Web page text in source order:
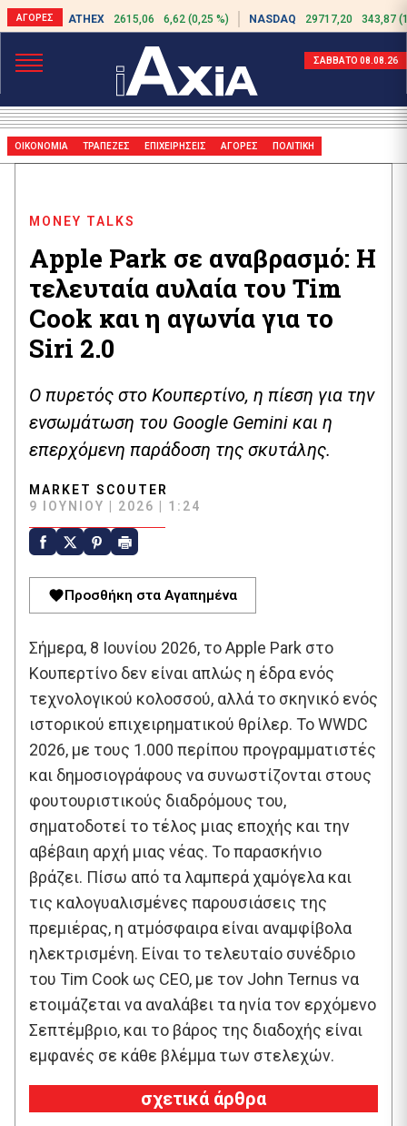
ATHEX 2615,06 6,62 (0,25 %) NASDAQ 29717,20 343,87
ΣΑΒΒΑΤΟ 08.08.26
ΟΙΚΟΝΟΜΙΑ ΤΡΑΠΕΖΕΣ ΕΠΙΧΕΙΡΗΣΕΙΣ ΑΓΟΡΕΣ ΠΟΛΙΤΙΚΗ
MONEY TALKS
Apple Park σε αναβρασμό: Η
τελευταία αυλαία του Tim
Cook και η αγωνία για το
Siri 2.0
Ο πυρετός στο Κουπερτίνο, η πίεση για την
ενσωμάτωση του Google Gemini και η
επερχόμενη παράδοση της σκυτάλης.
MARKET SCOUTER
9 ΙΟΥΝΊΟΥ | 2026 | 1:24
Προσθήκη στα Αγαπημένα
Σήμερα, 8 Ιουνίου 2026, το Apple Park στο
Κουπερτίνο δεν είναι απλώς η έδρα ενός
τεχνολογικού κολοσσού, αλλά το σκηνικό ενός
ιστορικού επιχειρηματικού θρίλερ. Το WWDC
2026, με τους 1.000 περίπου προγραμματιστές
και δημοσιογράφους να συνωστίζονται στους
φουτουριστικούς διαδρόμους του,
σηματοδοτεί το τέλος μιας εποχής και την
αβέβαιη αρχή μιας νέας. Το παρασκήνιο
βράζει. Πίσω από τα λαμπερά χαμόγελα και
τις καλογυαλισμένες παρουσιάσεις της
πρεμιέρας, η ατμόσφαιρα είναι αναμφίβολα
ηλεκτρισμένη. Είναι το τελευταίο συνέδριο
του Tim Cook ως CEO, με τον John Ternus να
ετοιμάζεται να αναλάβει τα ηνία τον ερχόμενο
Σεπτέμβριο, και το βάρος της διαδοχής είναι
εμφανές σε κάθε βλέμμα των στελεχών.
σχετικά άρθρα